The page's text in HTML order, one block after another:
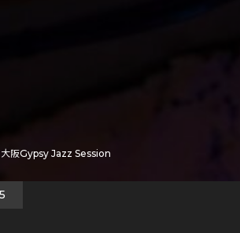
阪Gypsy Jazz Session